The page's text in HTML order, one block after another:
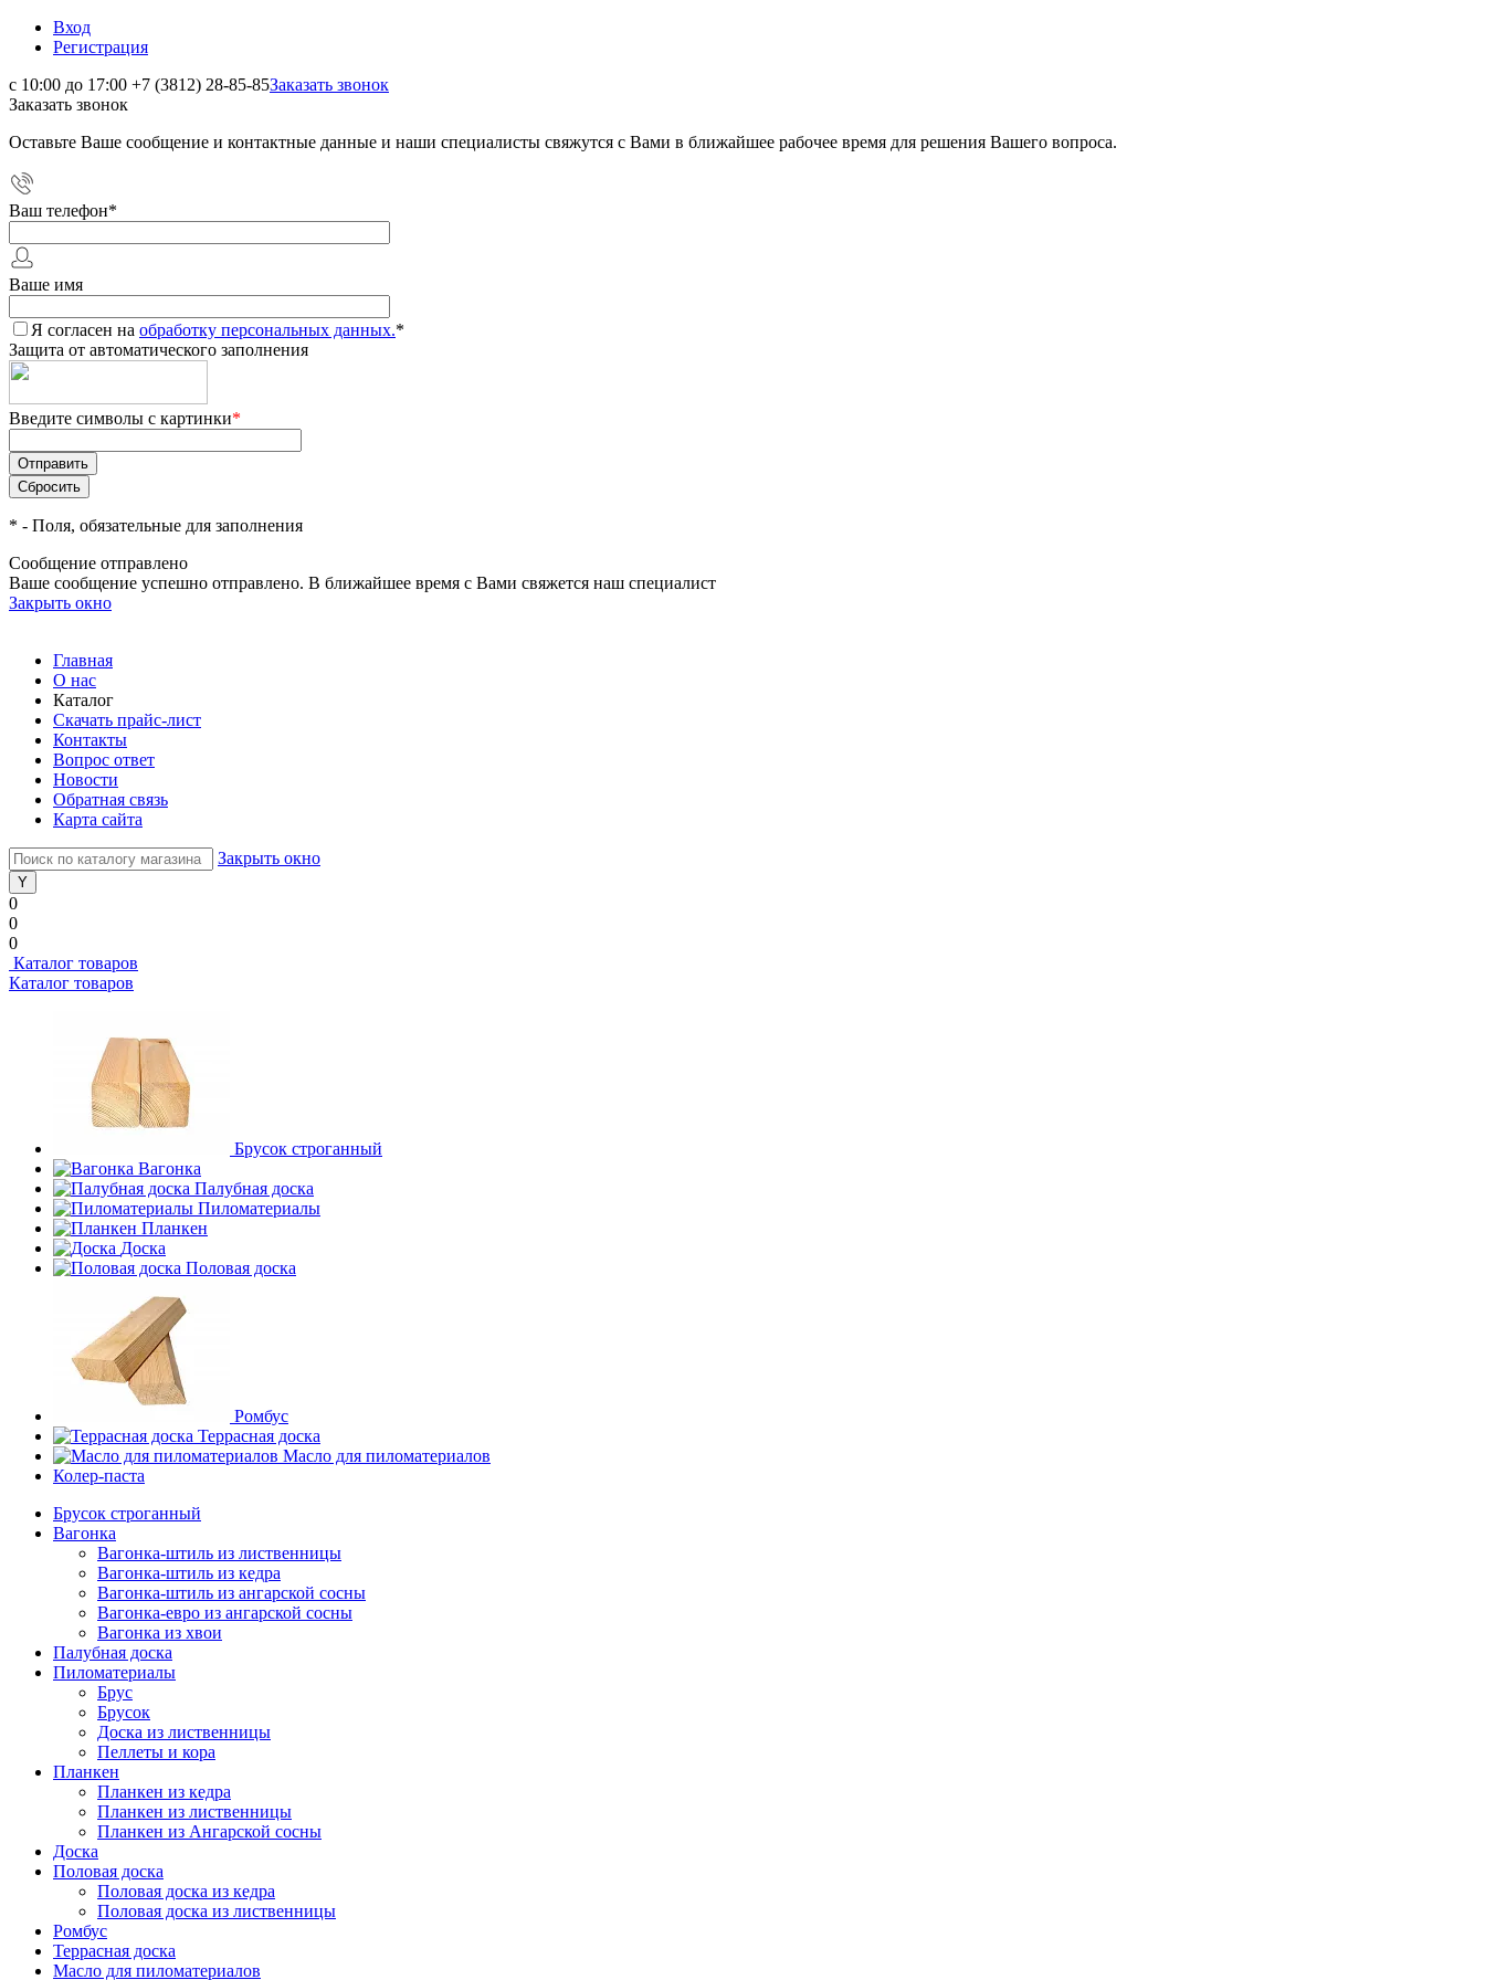
Вход
Регистрация
с 10:00 до 17:00 +7 (3812) 28-85-85Заказать звонок
Заказать звонок
Оставьте Ваше сообщение и контактные данные и наши специалисты свяжутся с Вами в ближайшее рабочее время для решения Вашего вопроса.
Ваш телефон*
Ваше имя
Я согласен на обработку персональных данных.*
Защита от автоматического заполнения
Введите символы с картинки*
* - Поля, обязательные для заполнения
Сообщение отправлено
Ваше сообщение успешно отправлено. В ближайшее время с Вами свяжется наш специалист
Закрыть окно
Главная
О нас
Каталог
Скачать прайс-лист
Контакты
Вопрос ответ
Новости
Обратная связь
Карта сайта
Закрыть окно
0
0
0
Каталог товаров
Каталог товаров
Брусок строганный
Вагонка
Палубная доска
Пиломатериалы
Планкен
Доска
Половая доска
Ромбус
Террасная доска
Масло для пиломатериалов
Колер-паста
Брусок строганный
Вагонка
Вагонка-штиль из лиственницы
Вагонка-штиль из кедра
Вагонка-штиль из ангарской сосны
Вагонка-евро из ангарской сосны
Вагонка из хвои
Палубная доска
Пиломатериалы
Брус
Брусок
Доска из лиственницы
Пеллеты и кора
Планкен
Планкен из кедра
Планкен из лиственницы
Планкен из Ангарской сосны
Доска
Половая доска
Половая доска из кедра
Половая доска из лиственницы
Ромбус
Террасная доска
Масло для пиломатериалов